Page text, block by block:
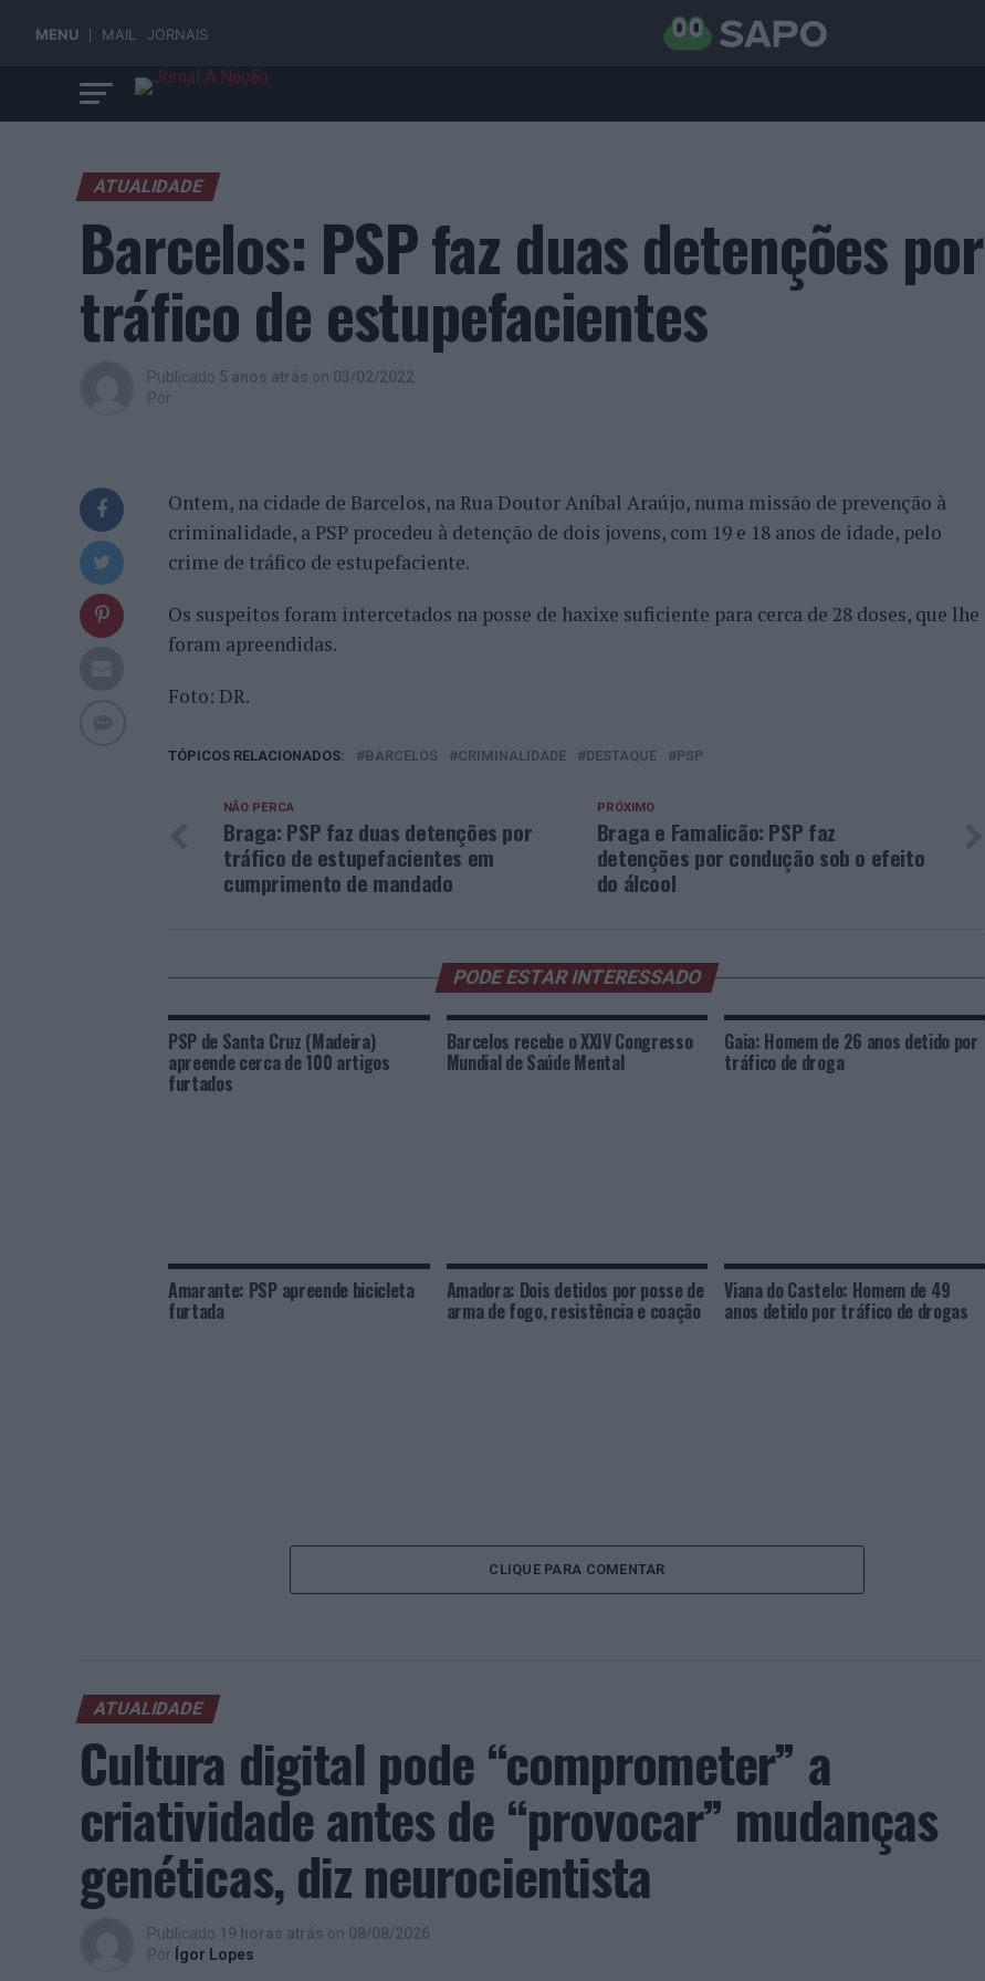
MENU MAIL JORNAIS
ATUALIDADE
Barcelos: PSP faz duas detenções por
tráfico de estupefacientes
Publicado 5 anos atrás on 03/02/2022
Por
Ontem, na cidade de Barcelos, na Rua Doutor Aníbal Araújo, numa missão de prevenção à
criminalidade, a PSP procedeu à detenção de dois jovens, com 19 e 18 anos de idade, pelo
crime de tráfico de estupefaciente.
Os suspeitos foram intercetados na posse de haxixe suficiente para cerca de 28 doses, que lhe
foram apreendidas.
Foto: DR.
TÓPICOS RELACIONADOS: BARCELOS CRIMINALIDADE DESTAQUE PSP
PRÓXIMO
Braga e Famalicão: PSP faz
detenções por condução sob o efeito
do álcool
NÃO PERCA
Braga: PSP faz duas detenções por
tráfico de estupefacientes em
cumprimento de mandado
PODE ESTAR INTERESSADO
PSP de Santa Cruz (Madeira)
apreende cerca de 100 artigos
furtados
Barcelos recebe o XXIV Congresso
Mundial de Saúde Mental
Gaia: Homem de 26 anos detido por
tráfico de droga
Amarante: PSP apreende bicicleta
furtada
Amadora: Dois detidos por posse de
arma de fogo, resistência e coação
Viana do Castelo: Homem de 49
anos detido por tráfico de drogas
CLIQUE PARA COMENTAR
ATUALIDADE
Cultura digital pode “comprometer” a
criatividade antes de “provocar” mudanças
genéticas, diz neurocientista
Publicado 19 horas atrás on 08/08/2026
Por Ígor Lopes